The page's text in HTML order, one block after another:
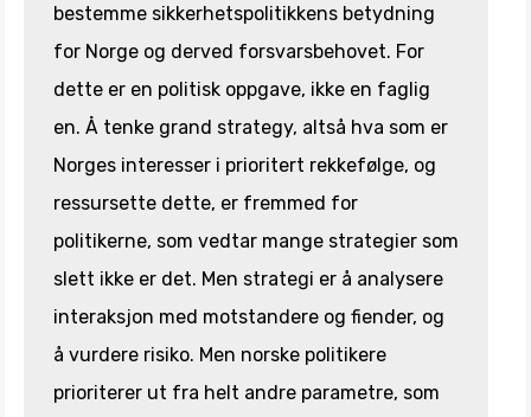
bestemme sikkerhetspolitikkens betydning
for Norge og derved forsvarsbehovet. For
dette er en politisk oppgave, ikke en faglig
en. Å tenke grand strategy, altså hva som er
Norges interesser i prioritert rekkefølge, og
ressursette dette, er fremmed for
politikerne, som vedtar mange strategier som
slett ikke er det. Men strategi er å analysere
interaksjon med motstandere og fiender, og
å vurdere risiko. Men norske politikere
prioriterer ut fra helt andre parametre, som